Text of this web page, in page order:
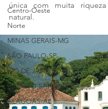
Centro-Oeste
Norte
MINAS GERAIS-MG
SÃO PAULO-SP
RIO DE JANEIRO-RJ
ESPÍRITO SANTO-ES
ALAGOAS-AL
única com muita
natural.